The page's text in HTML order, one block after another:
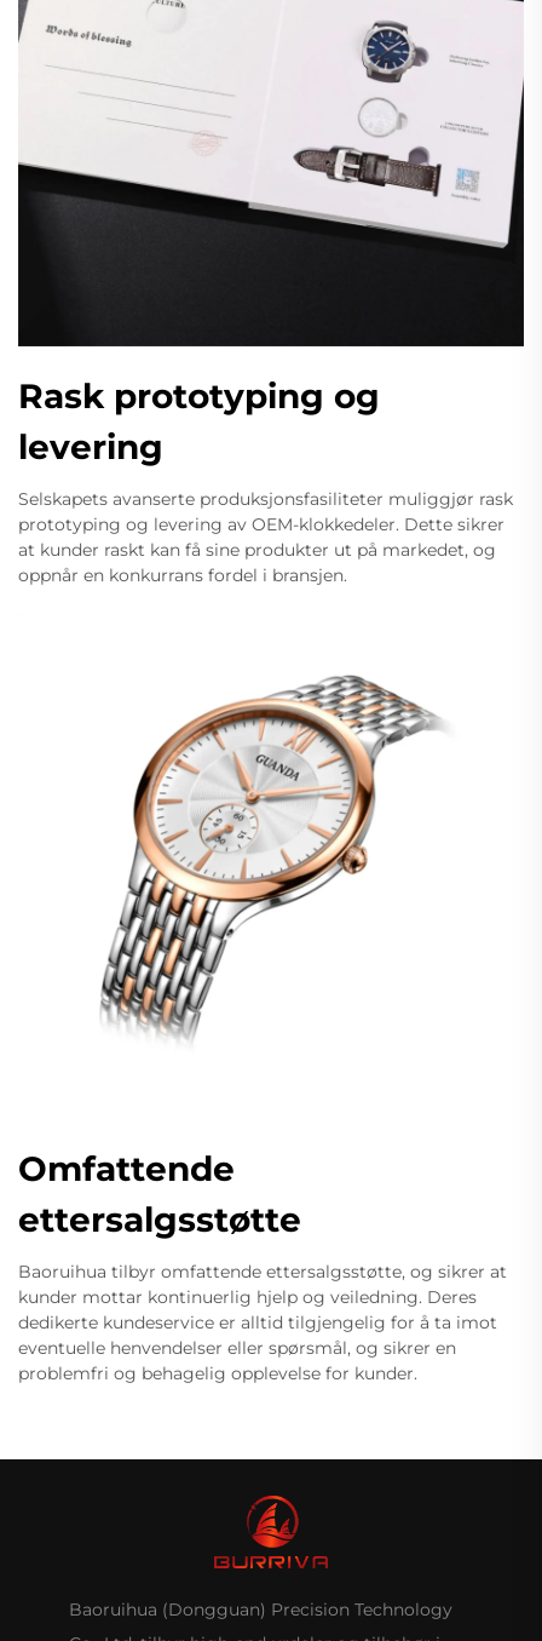
Rask prototyping og
levering
Selskapets avanserte produksjonsfasiliteter muliggjør rask
prototyping og levering av OEM-klokkedeler. Dette sikrer
at kunder raskt kan få sine produkter ut på markedet, og
oppnår en konkurrans fordel i bransjen.
Omfattende
ettersalgsstøtte
Baoruihua tilbyr omfattende ettersalgsstøtte, og sikrer at
kunder mottar kontinuerlig hjelp og veiledning. Deres
dedikerte kundeservice er alltid tilgjengelig for å ta imot
eventuelle henvendelser eller spørsmål, og sikrer en
problemfri og behagelig opplevelse for kunder.
Baoruihua (Dongguan) Precision Technology